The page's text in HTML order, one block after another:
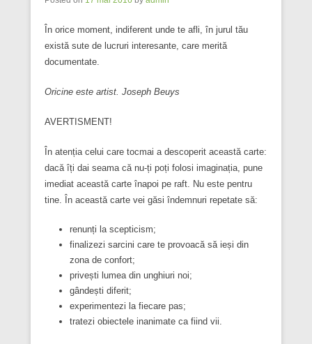
În orice moment, indiferent unde te afli, în jurul tău
există sute de lucruri interesante, care merită
documentate.
Oricine este artist. Joseph Beuys
AVERTISMENT!
În atenția celui care tocmai a descoperit această carte:
dacă îți dai seama că nu-ți poți folosi imaginația, pune
imediat această carte înapoi pe raft. Nu este pentru
tine. În această carte vei găsi îndemnuri repetate să:
renunți la scepticism;
finalizezi sarcini care te provoacă să ieși din
zona de confort;
privești lumea din unghiuri noi;
gândești diferit;
experimentezi la fiecare pas;
tratezi obiectele inanimate ca fiind vii.